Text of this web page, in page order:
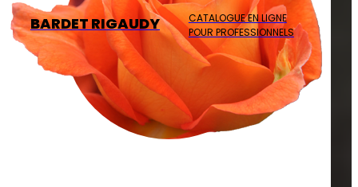
BARDET RIGAUDY
CATALOGUE EN LIGNE
POUR PROFESSIONNELS